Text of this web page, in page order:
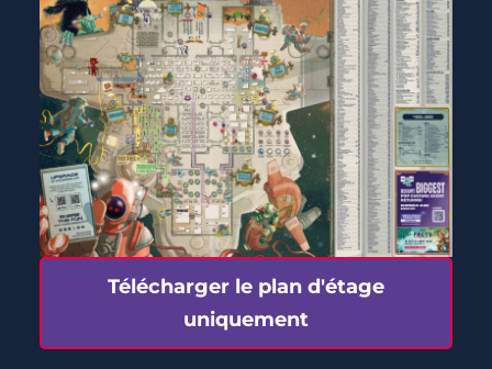
Télécharger le plan d'étage
uniquement